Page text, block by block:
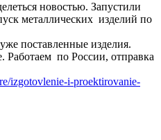
новостью. Запустили
металлических изделий по
поставленные изделия.
Работаем по России, отправка
izgotovlenie-i-proektirovanie-